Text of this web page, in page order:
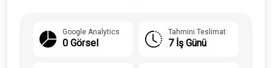
Google Analytics
0 Görsel
Tahmini Teslimat
7 İş Günü